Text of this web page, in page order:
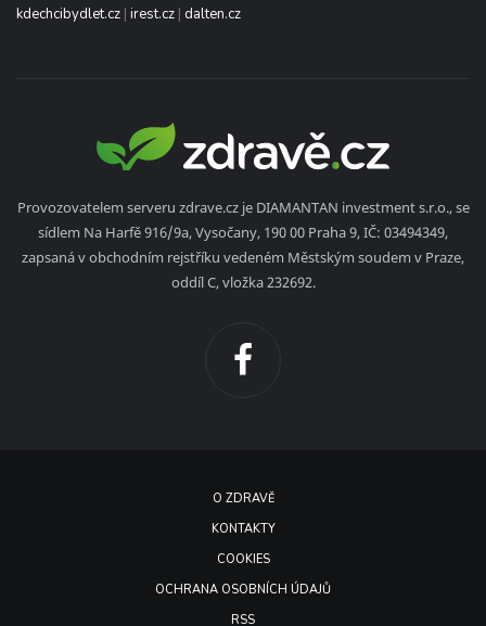
kdechcibydlet.cz | irest.cz | dalten.cz
Provozovatelem serveru zdrave.cz je DIAMANTAN investment s.r.o., se
sídlem Na Harfě 916/9a, Vysočany, 190 00 Praha 9, IČ: 03494349,
zapsaná v obchodním rejstříku vedeném Městským soudem v Praze,
oddíl C, vložka 232692.
O ZDRAVĚ
KONTAKTY
COOKIES
OCHRANA OSOBNÍCH ÚDAJŮ
RSS